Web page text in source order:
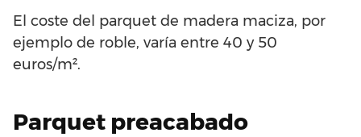
El coste del parquet de madera maciza, por
ejemplo de roble, varía entre 40 y 50
euros/m².
Parquet preacabado